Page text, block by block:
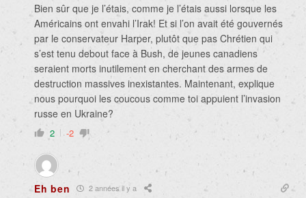
Bien sûr que je l’étais, comme je l’étais aussi lorsque les
Américains ont envahi l’Irak! Et si l’on avait été gouvernés
par le conservateur Harper, plutôt que pas Chrétien qui
s’est tenu debout face à Bush, de jeunes canadiens
seraient morts inutilement en cherchant des armes de
destruction massives inexistantes. Maintenant, explique
nous pourquoi les coucous comme toi appuient l’invasion
russe en Ukraine?
2 -2
Eh ben 2 années il y a